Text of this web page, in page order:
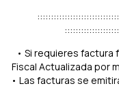
• Si requieres factura
Fiscal Actualizada por
• Las facturas se